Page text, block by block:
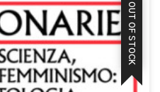
OUT OF STOCK